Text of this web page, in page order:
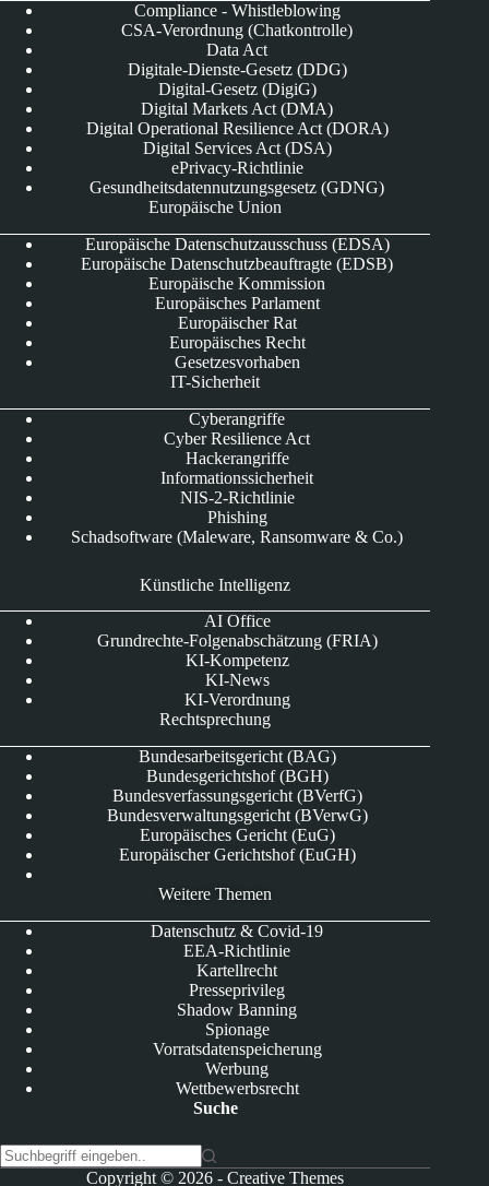
Compliance - Whistleblowing
CSA-Verordnung (Chatkontrolle)
Data Act
Digitale-Dienste-Gesetz (DDG)
Digital-Gesetz (DigiG)
Digital Markets Act (DMA)
Digital Operational Resilience Act (DORA)
Digital Services Act (DSA)
ePrivacy-Richtlinie
Gesundheitsdatennutzungsgesetz (GDNG)
Europäische Union
Europäische Datenschutzausschuss (EDSA)
Europäische Datenschutzbeauftragte (EDSB)
Europäische Kommission
Europäisches Parlament
Europäischer Rat
Europäisches Recht
Gesetzesvorhaben
IT-Sicherheit
Cyberangriffe
Cyber Resilience Act
Hackerangriffe
Informationssicherheit
NIS-2-Richtlinie
Phishing
Schadsoftware (Maleware, Ransomware & Co.)
Künstliche Intelligenz
AI Office
Grundrechte-Folgenabschätzung (FRIA)
KI-Kompetenz
KI-News
KI-Verordnung
Rechtsprechung
Bundesarbeitsgericht (BAG)
Bundesgerichtshof (BGH)
Bundesverfassungsgericht (BVerfG)
Bundesverwaltungsgericht (BVerwG)
Europäisches Gericht (EuG)
Europäischer Gerichtshof (EuGH)
Weitere Themen
Datenschutz & Covid-19
EEA-Richtlinie
Kartellrecht
Presseprivileg
Shadow Banning
Spionage
Vorratsdatenspeicherung
Werbung
Wettbewerbsrecht
Suche
Copyright © 2026 -Creative Themes